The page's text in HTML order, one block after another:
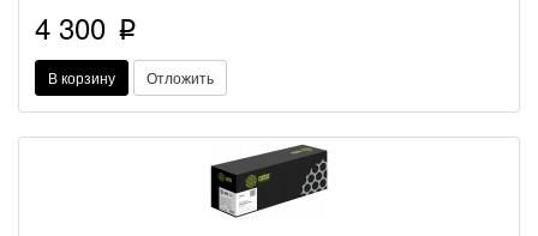
4 300 p
В корзину Отложить